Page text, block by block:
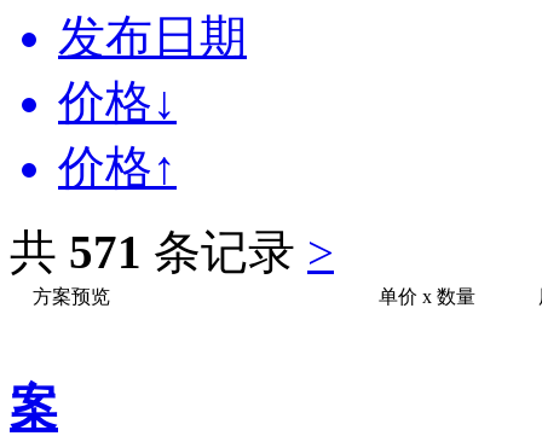
发布日期
价格↓
价格↑
共 571 条记录 >
方案预览 单价 x数量
案